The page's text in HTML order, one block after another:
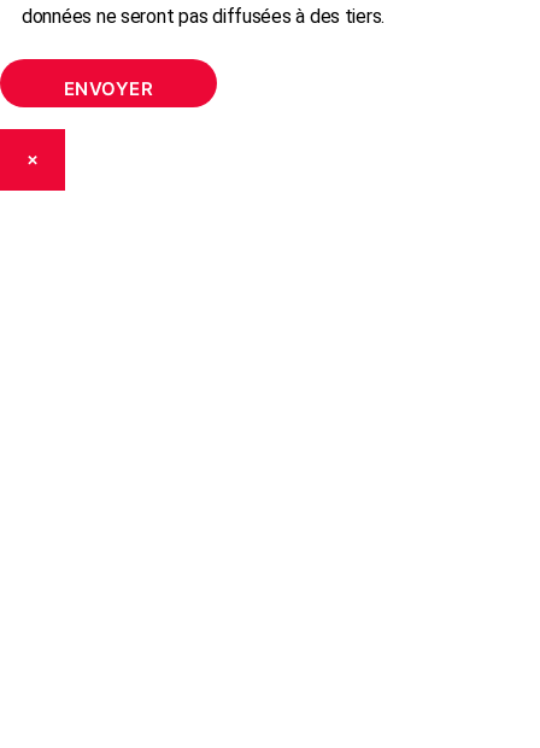
données ne seront pas diffusées à des tiers.
×